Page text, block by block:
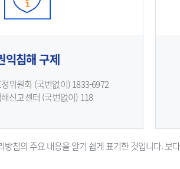
익침해 구제
위원회 (국번없이) 1833-6972
신고센터 (국번없이) 118
방침의 주요 내용을 알기 쉽게 표기한 것입니다.